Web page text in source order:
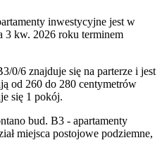
inwestycyjne jest w
3 kw. 2026 roku terminem
0/6 znajduje się na parterze i jest
od 260 do 280 centymetrów
się 1 pokój.
bud. B3 - apartamenty
miejsca postojowe podziemne,